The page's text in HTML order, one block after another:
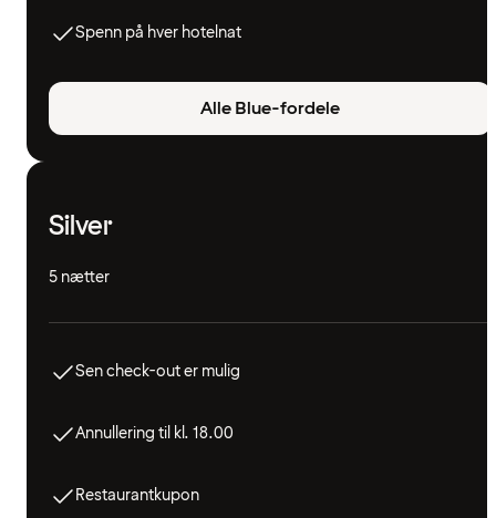
Spenn på hver hotelnat
Alle Blue-fordele
Silver
5 nætter
Sen check-out er mulig
Annullering til kl. 18.00
Restaurantkupon